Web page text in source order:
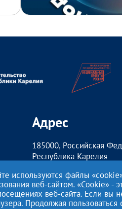
Адрес
185000, Российская
Республика Карелия
наб. Гюллинга, 11 / 2
Этот сайт использует
используются файлы
веб-сайтом.
веб-сайта. Если вы
Продолжая